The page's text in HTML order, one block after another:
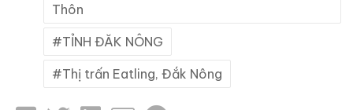
Thôn
TỈNH ĐĂK NÔNG
Thị trấn Eatling, Đắk Nông